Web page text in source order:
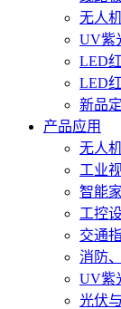
无人
UV紫
LED
LED
新品
产品应用
无人
工业
智能
工控
交通
消防
UV紫
光伏